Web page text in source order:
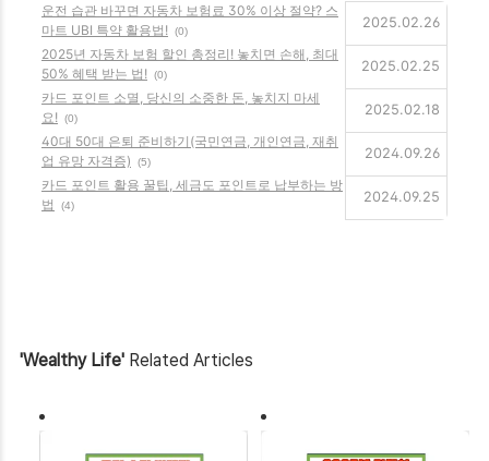
운전 습관 바꾸면 자동차 보험료 30% 이상 절약? 스
마트 UBI 특약 활용법! (0)
2025.02.26
2025년 자동차 보험 할인 총정리! 놓치면 손해, 최대
50% 혜택 받는 법! (0)
2025.02.25
카드 포인트 소멸, 당신의 소중한 돈, 놓치지 마세
요! (0)
2025.02.18
40대 50대 은퇴 준비하기(국민연금, 개인연금, 재취
업 유망 자격증)
(5)
2024.09.26
카드 포인트 활용 꿀팁, 세금도 포인트로 납부하는 방
법
(4)
2024.09.25
'Wealthy Life' Related Articles